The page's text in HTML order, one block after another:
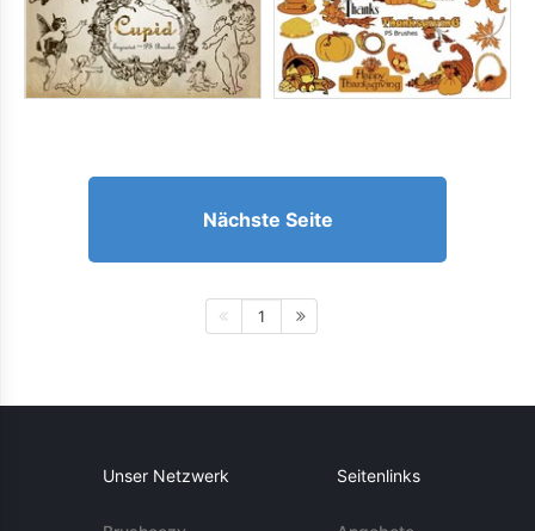
Nächste Seite
1
Unser Netzwerk Seitenlinks